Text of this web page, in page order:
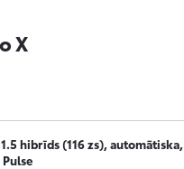
X
hibrīds (116 zs), automātiska,